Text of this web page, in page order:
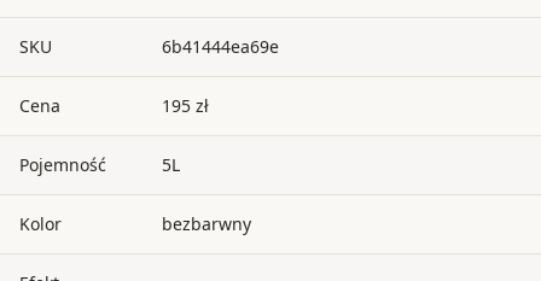
SKU 6b41444ea69e
Cena 195 zł
Pojemność 5L
Kolor bezbarwny